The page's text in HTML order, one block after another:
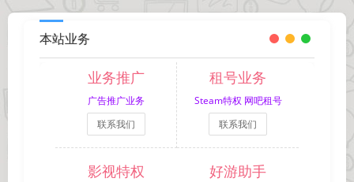
本站业务
业务推广
广告推广业务
联系我们
租号业务
Steam特权 网吧租号
联系我们
影视特权 好游助手